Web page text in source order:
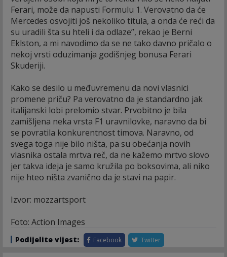
Ferari, može da napusti Formulu 1. Verovatno da će
Mercedes osvojiti još nekoliko titula, a onda će reći da
su uradili šta su hteli i da odlaze”, rekao je Berni
Eklston, a mi navodimo da se ne tako davno pričalo o
nekoj vrsti oduzimanja godišnjeg bonusa Ferari
Skuderiji.
Kako se desilo u međuvremenu da novi vlasnici
promene priču? Pa verovatno da je standardno jak
italijanski lobi prelomio stvar. Prvobitno je bila
zamišljena neka vrsta F1 uravnilovke, naravno da bi
se povratila konkurentnost timova. Naravno, od
svega toga nije bilo ništa, pa su obećanja novih
vlasnika ostala mrtva reč, da ne kažemo mrtvo slovo
jer takva ideja je samo kružila po boksovima, ali niko
nije hteo ništa zvanično da je stavi na papir.
Izvor: mozzartsport
Foto: Action Images
Podijelite vijest: Facebook Twitter